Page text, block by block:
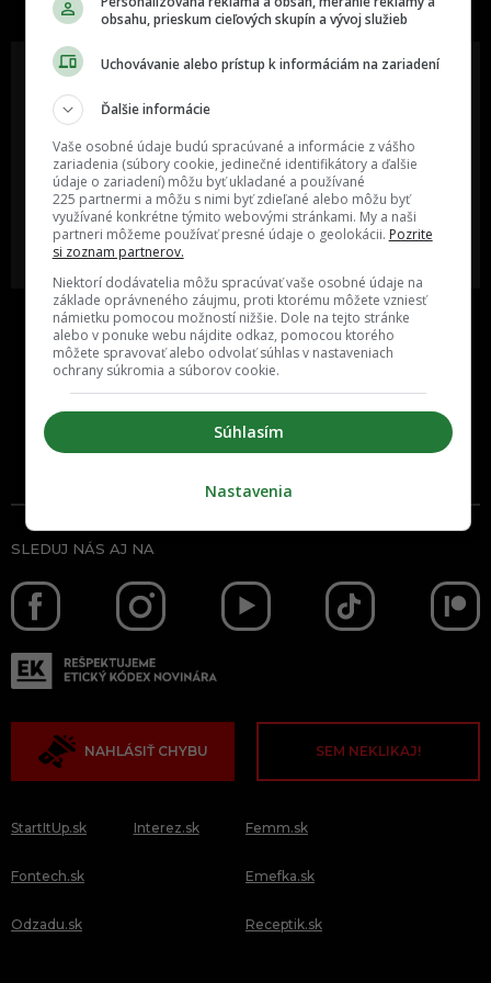
Oslov reklamou viac ako milión
ľudí v rôznych vekových
kategóriách a na rôznych
sociálnych sieťach a nakopni svoj
biznis alebo produkt.
MÁM ZÁUJEM O
SPOLUPRÁCU
poznáš niekoho, o kom by sme
mali určite napísať?
POŠLI NÁM TIP NA ČLÁNOK
Inzercia Cenník
SLEDUJ NÁS AJ NA
NAHLÁSIŤ CHYBU SEM NEKLIKAJ!
StartItUp.sk
Fontech.sk
Odzadu.sk
Interez.sk Femm.sk
Emefka.sk
Receptik.sk
obsahu, prieskum cieľových skupín a vývoj služieb
Uchovávanie alebo prístup k informáciám na zariadení
Ďalšie informácie
Vaše osobné údaje budú spracúvané a informácie z vášho
zariadenia (súbory cookie, jedinečné identifikátory a ďalšie
údaje o zariadení) môžu byť ukladané a používané
225 partnermi a môžu s nimi byť zdieľané alebo môžu byť
využívané konkrétne týmito webovými stránkami. My a naši
partneri môžeme používať presné údaje o geolokácii. Pozrite
si zoznam partnerov.
Niektorí dodávatelia môžu spracúvať vaše osobné údaje na
základe oprávneného záujmu, proti ktorému môžete vzniesť
námietku pomocou možností nižšie. Dole na tejto stránke
alebo v ponuke webu nájdite odkaz, pomocou ktorého
môžete spravovať alebo odvolať súhlas v nastaveniach
ochrany súkromia a súborov cookie.
Súhlasím
Nastavenia